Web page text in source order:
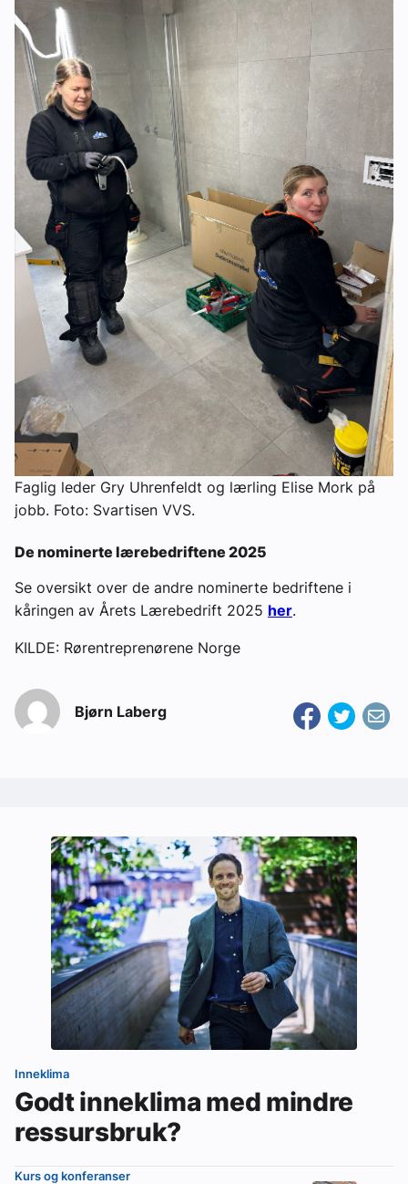
Faglig leder Gry Uhrenfeldt og lærling Elise Mork på
jobb. Foto: Svartisen VVS.
De nominerte lærebedriftene 2025
Se oversikt over de andre nominerte bedriftene i
kåringen av Årets Lærebedrift 2025 her.
KILDE: Rørentreprenørene Norge
Bjørn Laberg
Inneklima
Godt inneklima med mindre
ressursbruk?
Kurs og konferanser